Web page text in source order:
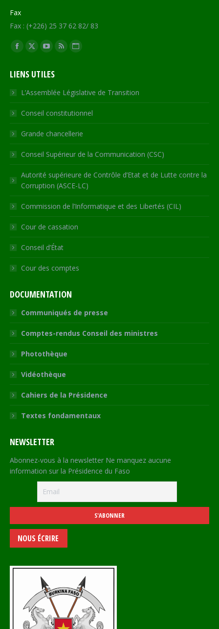
Fax
Fax : (+226) 25 37 62 82/ 83
Trouvez nous sur :
Facebook
opens
in
new
window
X
opens
in
new
window
YouTube
opens
in
new
window
RSS
in
new
window
Site
opens
in
new
LIENS UTILES
L’Assemblée Législative de Transition
Conseil constitutionnel
Grande chancellerie
Conseil Supérieur de la Communication (CSC)
Autorité supérieure de Contrôle d’Etat et de Lutte contre la
Corruption (ASCE-LC)
Commission de l’Informatique et des Libertés (CIL)
Cour de cassation
Conseil d’État
Cour des comptes
DOCUMENTATION
Communiqués de presse
Comptes-rendus Conseil des ministres
Photothèque
Vidéothèque
Cahiers de la Présidence
Textes fondamentaux
NEWSLETTER
Abonnez-vous à la newsletter Ne manquez aucune
information sur la Présidence du Faso
NOUS ÉCRIRE